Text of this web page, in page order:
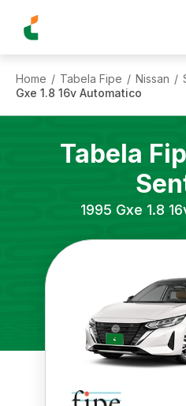
Home / Tabela Fipe / Nissan /
Gxe 1.8 16v Automatico
Tabela
1995 Gxe 1.8